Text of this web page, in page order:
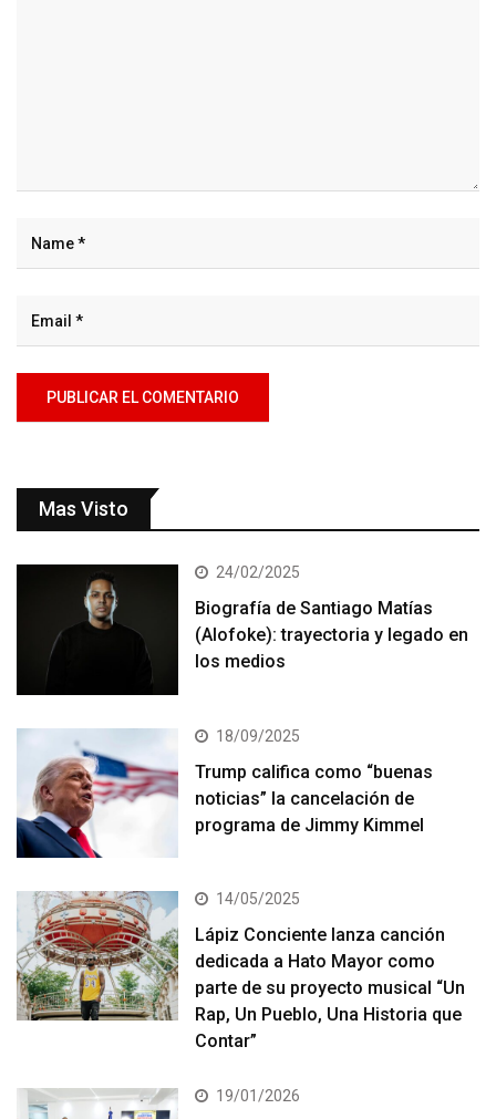
Mas Visto
24/02/2025
Biografía de Santiago Matías
(Alofoke): trayectoria y legado en
los medios
18/09/2025
Trump califica como “buenas
noticias” la cancelación de
programa de Jimmy Kimmel
14/05/2025
Lápiz Conciente lanza canción
dedicada a Hato Mayor como
parte de su proyecto musical “Un
Rap, Un Pueblo, Una Historia que
Contar”
19/01/2026